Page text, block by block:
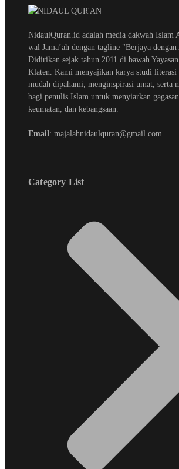
NidaulQuran.id adalah media dakwah Islam
wal Jama’ah dengan tagline "Berjaya dengan
Didirikan sejak tahun 2011 di bawah
Klaten. Kami menyajikan karya studi literasi
mudah dipahami, menginspirasi umat, serta
bagi penulis Islam untuk menyiarkan gagasan
keumatan, dan kebangsaan.
Email: majalahnidaulquran@gmail.com
Category List